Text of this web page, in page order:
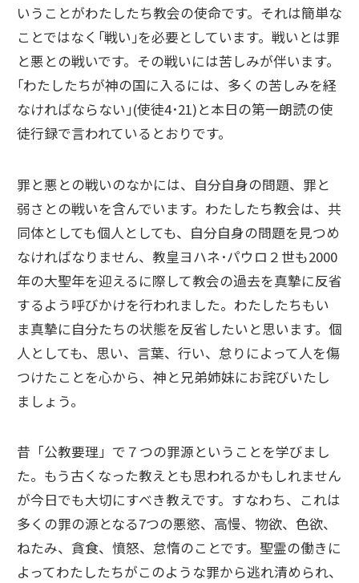
いうことがわたしたち教会の使命です。それは簡単な
ことではなく｢戦い｣を必要としています。戦いとは罪
と悪との戦いです。その戦いには苦しみが伴います。
｢わたしたちが神の国に入るには、多くの苦しみを経
なければならない｣(使徒4･21)と本日の第一朗読の使
徒行録で言われているとおりです。
罪と悪との戦いのなかには、自分自身の問題、罪と
弱さとの戦いを含んでいます。わたしたち教会は、共
同体としても個人としても、自分自身の問題を見つめ
なければなりません、教皇ヨハネ･パウロ２世も2000
年の大聖年を迎えるに際して教会の過去を真摯に反省
するよう呼びかけを行われました。わたしたちもい
ま真摯に自分たちの状態を反省したいと思います。個
人としても、思い、言葉、行い、怠りによって人を傷
つけたことを心から、神と兄弟姉妹にお詫びいたし
ましょう。
昔「公教要理」で７つの罪源ということを学びまし
た。もう古くなった教えとも思われるかもしれません
が今日でも大切にすべき教えです。すなわち、これは
多くの罪の源となる7つの悪慾、高慢、物欲、色欲、
ねたみ、貪食、憤怒、怠惰のことです。聖霊の働きに
よってわたしたちがこのような罪から逃れ清められ、